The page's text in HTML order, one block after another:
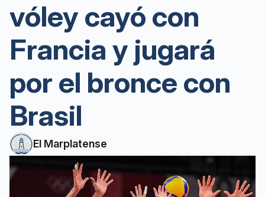
vóley cayó con
Francia y jugará
por el bronce con
Brasil
El Marplatense